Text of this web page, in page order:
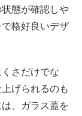
態が確認しや
格好良いデザ
さだけでな
げられるのも
、ガラス蓋を